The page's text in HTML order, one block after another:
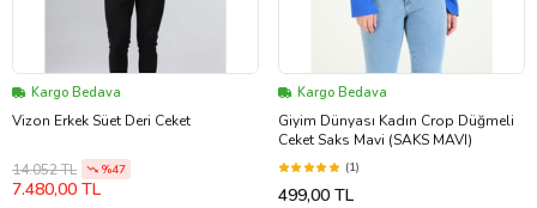
Kargo Bedava
Vizon Erkek Süet Deri Ceket
14.052 TL %47
7.480,00 TL
Kargo Bedava
Giyim Dünyası Kadın Crop Düğmeli
Ceket Saks Mavi (SAKS MAVI)
(1)
499,00 TL